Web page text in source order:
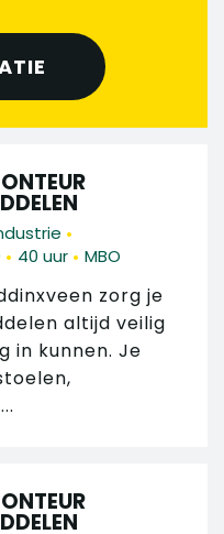
•
• 40 uur • MBO
zorg je
altijd veilig
in kunnen. Je